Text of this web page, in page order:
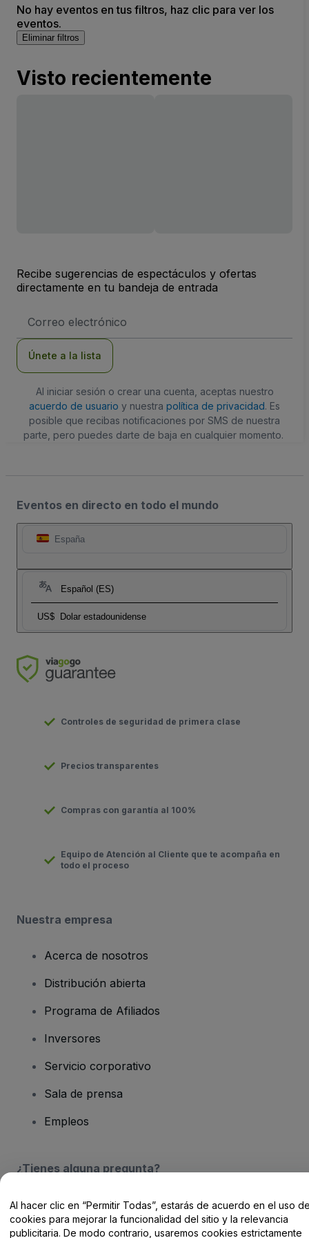
No hay eventos en tus filtros, haz clic para ver los
eventos.
Eliminar filtros
Visto recientemente
Recibe sugerencias de espectáculos y ofertas
directamente en tu bandeja de entrada
de
Únete a la lista
Al iniciar sesión o crear una cuenta, aceptas nuestro
acuerdo de usuario y nuestra política de privacidad. Es
posible que recibas notificaciones por SMS de nuestra
parte, pero puedes darte de baja en cualquier momento.
Eventos en directo en todo el mundo
España
Español (ES)
US$ Dolar estadounidense
Controles de seguridad de primera clase
Precios transparentes
Compras con garantía al 100%
Equipo de Atención al Cliente que te acompaña en
todo el proceso
Nuestra empresa
Acerca de nosotros
Distribución abierta
Programa de Afiliados
Inversores
Servicio corporativo
Sala de prensa
Empleos
¿Tienes alguna pregunta?
Centro de Ayuda / Contacto
Al hacer clic en “Permitir Todas”, estarás de acuerdo en el uso
cookies para mejorar la funcionalidad del sitio y la relevancia
publicitaria. De modo contrario, usaremos cookies estrictamente